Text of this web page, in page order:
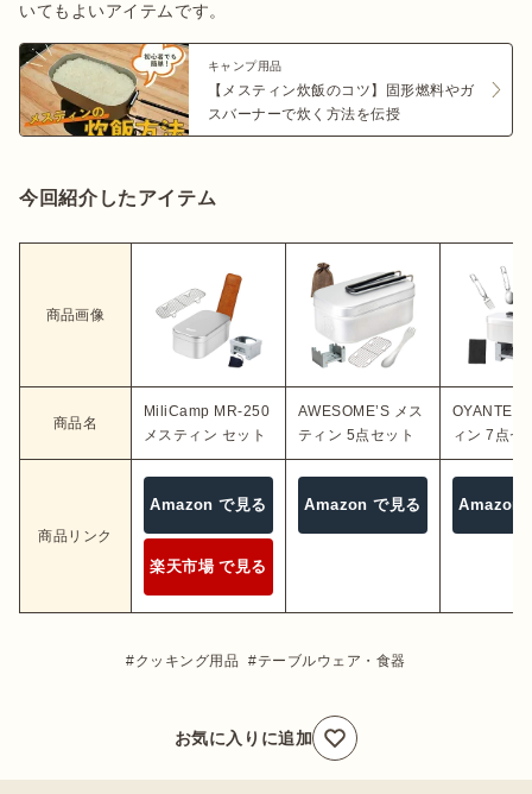
キャンプ用品
【メスティン炊飯のコツ】固形燃料やガ
スバーナーで炊く方法を伝授
今回紹介したアイテム
商品画像
商品名
MiliCamp MR-250
メスティン セット
AWESOME’S メス
ティン 5点セット
OYANTEN
ィン 7点セ
商品リンク
Amazon で見る
楽天市場 で見る
Amazon で見る Amazon
クッキング用品 テーブルウェア・食器
お気に入りに追加